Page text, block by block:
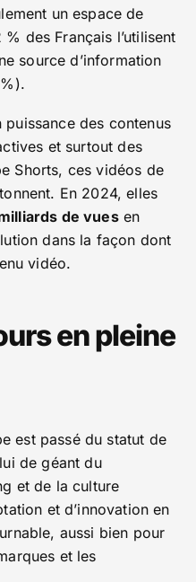
un espace de
des Français l’utilisent
source d’information
puissance des contenus
et surtout des
Shorts, ces vidéos de
En 2024, elles
de vuesen
dans la façon dont
vidéo.
en pleine
est passé du statut de
de géant du
et de la culture
et d’innovation en
aussi bien pour
et les